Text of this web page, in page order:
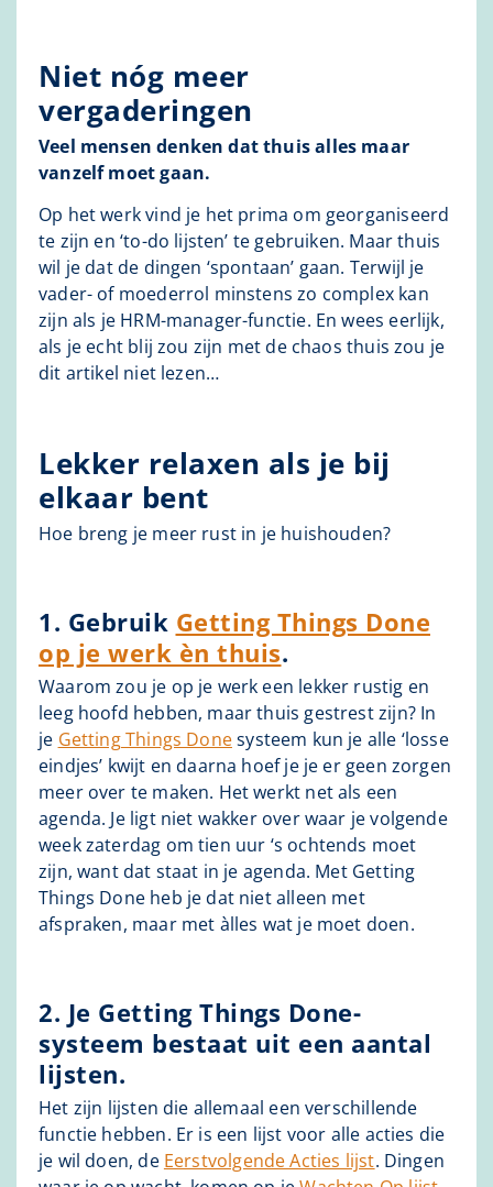
Niet nóg meer
vergaderingen
Veel mensen denken dat thuis alles maar
vanzelf moet gaan.
Op het werk vind je het prima om georganiseerd
te zijn en ‘to-do lijsten’ te gebruiken. Maar thuis
wil je dat de dingen ‘spontaan’ gaan. Terwijl je
vader- of moederrol minstens zo complex kan
zijn als je HRM-manager-functie. En wees eerlijk,
als je echt blij zou zijn met de chaos thuis zou je
dit artikel niet lezen…
Lekker relaxen als je bij
elkaar bent
Hoe breng je meer rust in je huishouden?
1. Gebruik Getting Things Done
op je werk èn thuis.
Waarom zou je op je werk een lekker rustig en
leeg hoofd hebben, maar thuis gestrest zijn? In
je Getting Things Donesysteem kun je alle ‘losse
eindjes’ kwijt en daarna hoef je je er geen zorgen
meer over te maken. Het werkt net als een
agenda. Je ligt niet wakker over waar je volgende
week zaterdag om tien uur ‘s ochtends moet
zijn, want dat staat in je agenda. Met Getting
Things Done heb je dat niet alleen met
afspraken, maar met àlles wat je moet doen.
2. Je Getting Things Done-
systeem bestaat uit een aantal
lijsten.
Het zijn lijsten die allemaal een verschillende
functie hebben. Er is een lijst voor alle acties die
je wil doen, de Eerstvolgende Acties lijst. Dingen